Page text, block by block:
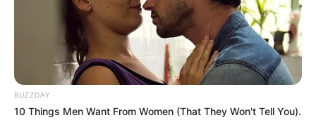
BUZZDAY
10 Things Men Want From Women (That They Won't Tell You).